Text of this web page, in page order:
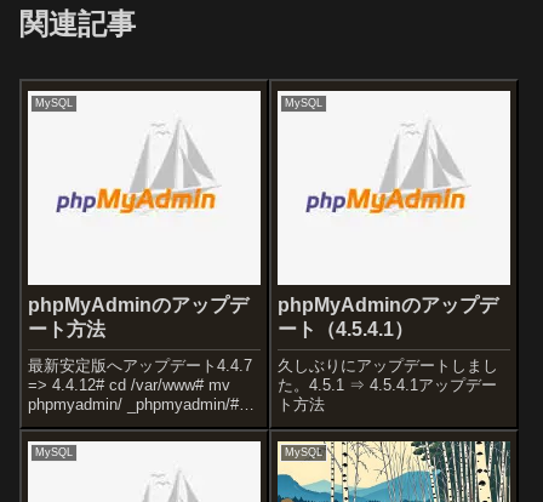
関連記事
MySQL
phpMyAdminのアップデ
ート方法
最新安定版へアップデート4.4.7
=> 4.4.12# cd /var/www# mv
phpmyadmin/ _phpmyadmin/#
wget --no-check-certificate# tar
xzvf phpMyAdmin-...
MySQL
phpMyAdminのアップデ
ート（4.5.4.1）
久しぶりにアップデートしまし
た。4.5.1 ⇒ 4.5.4.1アップデー
ト方法
MySQL MySQL